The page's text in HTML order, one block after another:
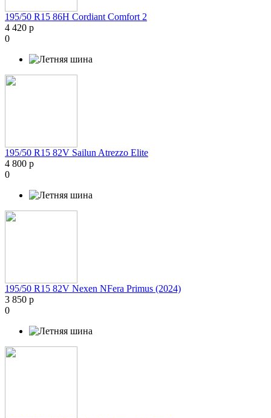
195/50 R15 86H Cordiant Comfort 2
4 420 р
0
195/50 R15 82V Sailun Atrezzo Elite
4 800 р
0
195/50 R15 82V Nexen NFera Primus (2024)
3 850 р
0